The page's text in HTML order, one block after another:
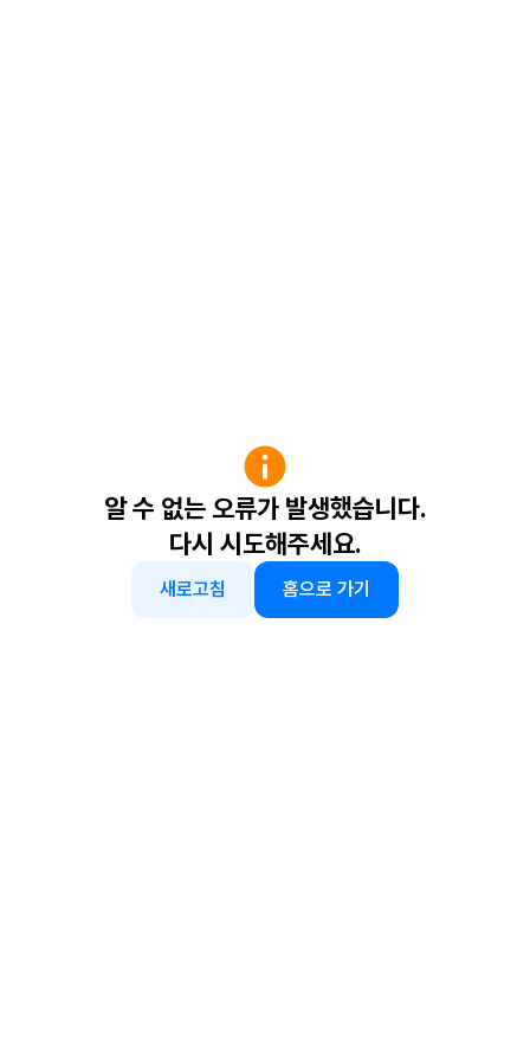
알 수 없는 오류가 발생했습니다.
다시 시도해주세요.
새로고침 홈으로 가기